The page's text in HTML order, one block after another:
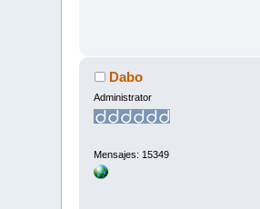
Dabo
Administrator
Mensajes: 15349